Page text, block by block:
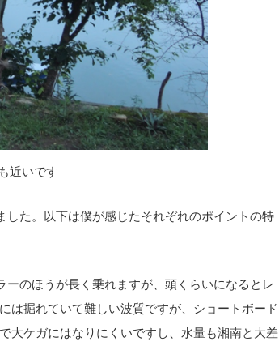
近いです
た。以下は僕が感じたそれぞれのポイントの特
のほうが長く乗れますが、頭くらいになるとレ
は掘れていて難しい波質ですが、ショートボード
大ケガにはなりにくいですし、水量も湘南と大差